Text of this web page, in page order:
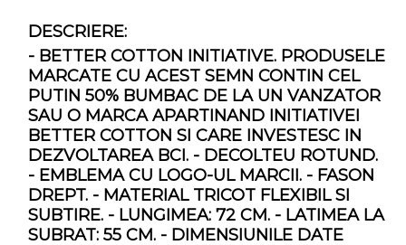
DESCRIERE:
- BETTER COTTON INITIATIVE. PRODUSELE
MARCATE CU ACEST SEMN CONTIN CEL
PUTIN 50% BUMBAC DE LA UN VANZATOR
SAU O MARCA APARTINAND INITIATIVEI
BETTER COTTON SI CARE INVESTESC IN
DEZVOLTAREA BCI. - DECOLTEU ROTUND.
- EMBLEMA CU LOGO-UL MARCII. - FASON
DREPT. - MATERIAL TRICOT FLEXIBIL SI
SUBTIRE. - LUNGIMEA: 72 CM. - LATIMEA LA
SUBRAT: 55 CM. - DIMENSIUNILE DATE